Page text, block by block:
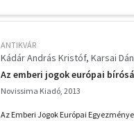
ANTIKVÁR
Kádár András Kristóf Karsai
Az emberi jogok európai
Novissima Kiadó, 2013
Az Emberi Jogok Európai